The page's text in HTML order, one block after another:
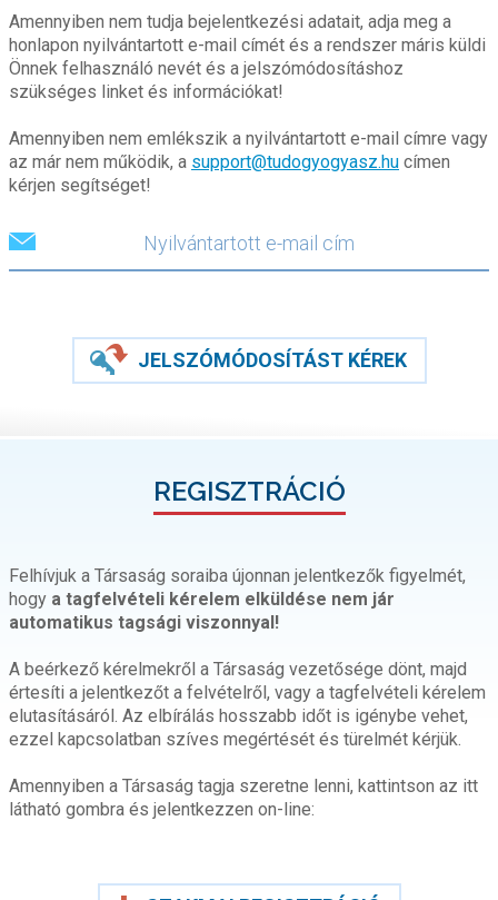
Amennyiben nem tudja bejelentkezési adatait, adja meg a
honlapon nyilvántartott e-mail címét és a rendszer máris küldi
Önnek felhasználó nevét és a jelszómódosításhoz
szükséges linket és információkat!
Amennyiben nem emlékszik a nyilvántartott e-mail címre vagy
az már nem működik, a support@tudogyogyasz.hu címen
kérjen segítséget!
JELSZÓMÓDOSÍTÁST KÉREK
REGISZTRÁCIÓ
Felhívjuk a Társaság soraiba újonnan jelentkezők figyelmét,
hogy a tagfelvételi kérelem elküldése nem jár
automatikus tagsági viszonnyal!
A beérkező kérelmekről a Társaság vezetősége dönt, majd
értesíti a jelentkezőt a felvételről, vagy a tagfelvételi kérelem
elutasításáról. Az elbírálás hosszabb időt is igénybe vehet,
ezzel kapcsolatban szíves megértését és türelmét kérjük.
Amennyiben a Társaság tagja szeretne lenni, kattintson az itt
látható gombra és jelentkezzen on-line: